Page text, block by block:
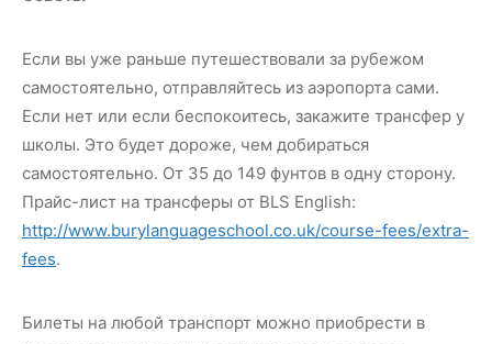
Если вы уже раньше путешествовали за рубежом
самостоятельно, отправляйтесь из аэропорта сами.
Если нет или если беспокоитесь, закажите трансфер у
школы. Это будет дороже, чем добираться
самостоятельно. От 35 до 149 фунтов в одну сторону.
Прайс-лист на трансферы от BLS English:
http://www.burylanguageschool.co.uk/course-fees/extra-
fees.
Билеты на любой транспорт можно приобрести в